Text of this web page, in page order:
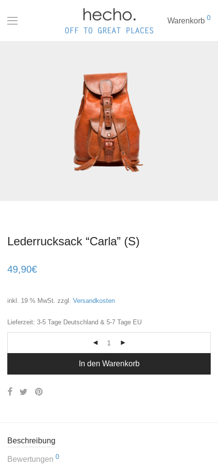
Warenkorb 0
Lederrucksack “Carla” (S)
49,90€
inkl. 19 % MwSt. zzgl. Versandkosten
Lieferzeit: 3-5 Tage Deutschland & 5-7 Tage EU
In den Warenkorb
Beschreibung
Bewertungen 0